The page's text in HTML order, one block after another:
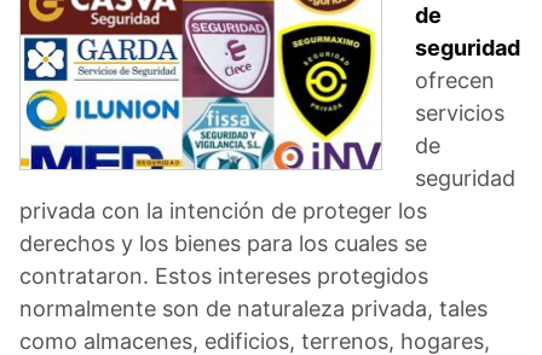
de
seguridad
ofrecen
servicios
de
seguridad
privada con la intención de proteger los
derechos y los bienes para los cuales se
contrataron. Estos intereses protegidos
normalmente son de naturaleza privada, tales
como almacenes, edificios, terrenos, hogares,